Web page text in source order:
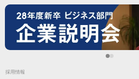
採用情報